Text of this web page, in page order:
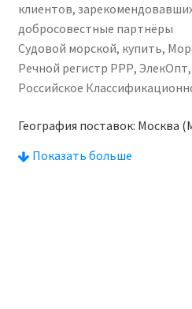
клиентов,
добросовестные партнёры
Судовой морской, купить,
Речной регистр РРР,
Российское
География поставок: Москва
Челябинск Уфа Самара
Показать больше